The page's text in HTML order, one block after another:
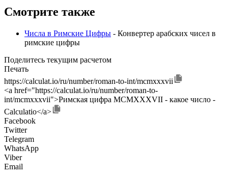
Смотрите также
Числа в Римские Цифры - Конвертер арабских чисел в
римские цифры
Поделитесь текущим расчетом
Печать
https://calculat.io/ru/number/roman-to-int/mcmxxxvii
<a href="https://calculat.io/ru/number/roman-to-
int/mcmxxxvii">Римская цифра MCMXXXVII - какое число -
Calculatio</a>
Facebook
Twitter
Telegram
WhatsApp
Viber
Email